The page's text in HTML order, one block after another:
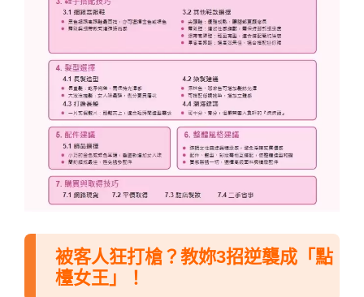
被客人狂打槍？教妳3招逆襲成「點
檯女王」！